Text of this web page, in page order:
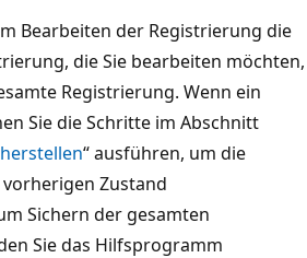
Bearbeiten der Registrierung die
die Sie bearbeiten möchten,
Registrierung. Wenn ein
Sie die Schritte im Abschnitt
“ ausführen, um die
Zustand
Sichern der gesamten
Sie das Hilfsprogramm